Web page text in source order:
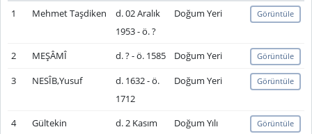
1
Mehmet Taşdiken
d. 02 Aralık
1953 - ö. ?
Doğum Yeri Görüntüle
2 MEŞÂMÎ d. ? - ö. 1585 Doğum Yeri Görüntüle
3 NESÎB,Yusuf
d. 1632 - ö.
1712
Doğum Yeri Görüntüle
4
Gültekin
d. 2 Kasım
Doğum Yılı Görüntüle